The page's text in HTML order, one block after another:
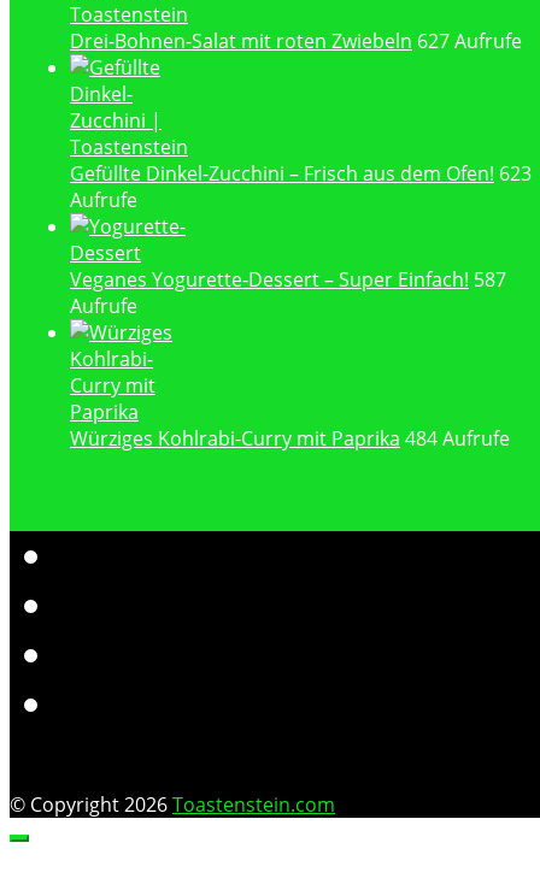
Drei-Bohnen-Salat mit roten Zwiebeln 627 Aufrufe
Gefüllte Dinkel-Zucchini – Frisch aus dem Ofen! 623
Aufrufe
Veganes Yogurette-Dessert – Super Einfach! 587
Aufrufe
Würziges Kohlrabi-Curry mit Paprika 484 Aufrufe
© Copyright 2026Toastenstein.com